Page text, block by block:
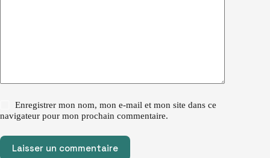
Enregistrer mon nom, mon e-mail et mon site dans ce
navigateur pour mon prochain commentaire.
Laisser un commentaire